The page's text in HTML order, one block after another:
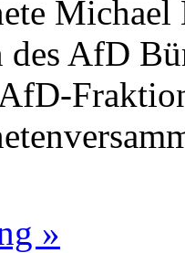
Michael
des AfD
»